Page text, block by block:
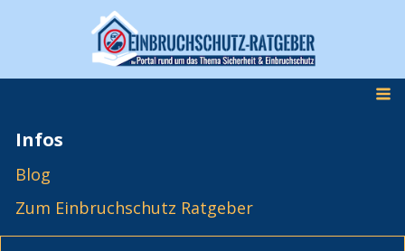
Infos
Blog
Zum Einbruchschutz Ratgeber